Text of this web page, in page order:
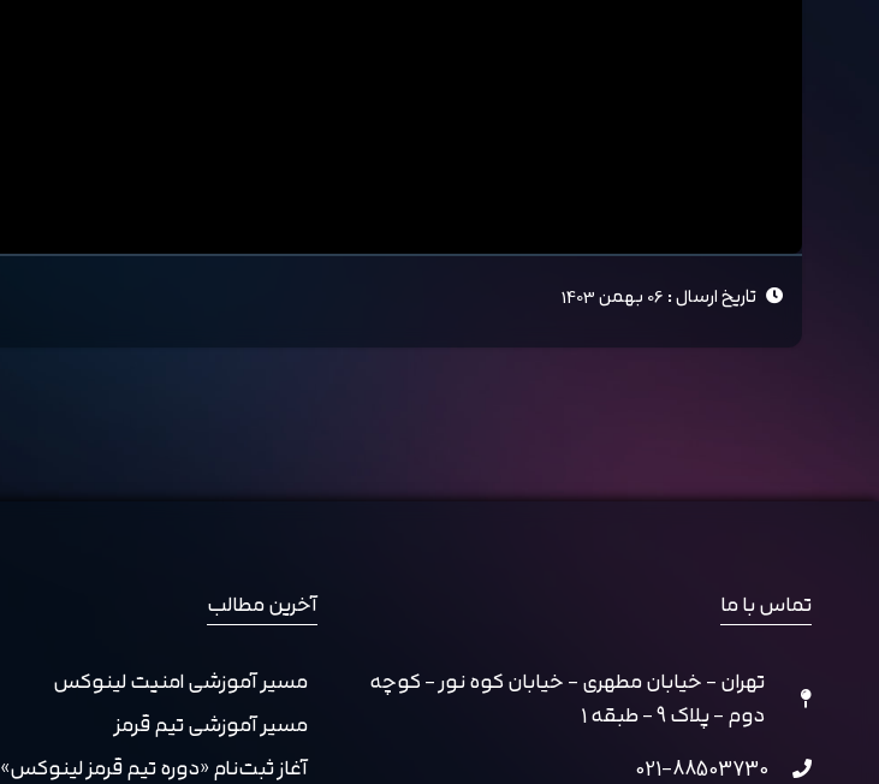
تاریخ ارسال : 06 بهمن 1403
تماس با ما
تهران - خیابان مطهری - خیابان کوه نور - کوچه
دوم - پلاک 9 - طبقه 1
021-88503730
آخرین مطالب
مسیر آموزشی امنیت لینوکس
مسیر آموزشی تیم قرمز
آغاز ثبت‌نام «دوره تیم قرمز لینوکس»